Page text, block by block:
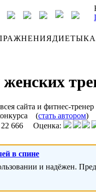
ДИЕТЫ
сайта и фитнес-тренер
(стать автором)
666 Оценка:
в спине
и надёжен.